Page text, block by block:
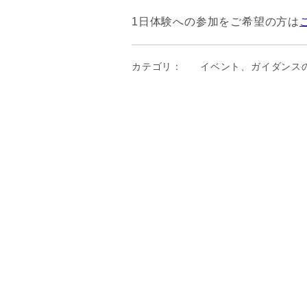
1日体験への参加をご希望の方は
カテゴリ： イベント、ガイダンス